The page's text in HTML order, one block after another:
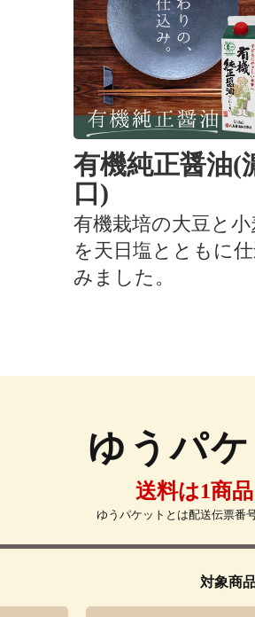
有機純正醤油(
口)
有機栽培の大豆と小
を天日塩とともに
みました。
ゆうパ
送料は1商
ゆうパケットとは配送伝票番
対象商